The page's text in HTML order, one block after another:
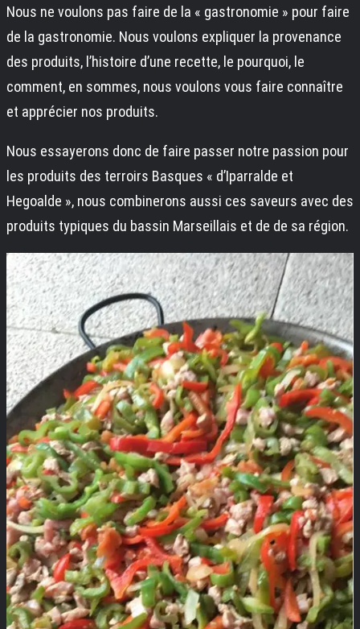
Nous ne voulons pas faire de la « gastronomie » pour faire
de la gastronomie. Nous voulons expliquer la provenance
des produits, l’histoire d’une recette, le pourquoi, le
comment, en sommes, nous voulons vous faire connaître
et apprécier nos produits.
Nous essayerons donc de faire passer notre passion pour
les produits des terroirs Basques « d’Iparralde et
Hegoalde », nous combinerons aussi ces saveurs avec des
produits typiques du bassin Marseillais et de de sa région.